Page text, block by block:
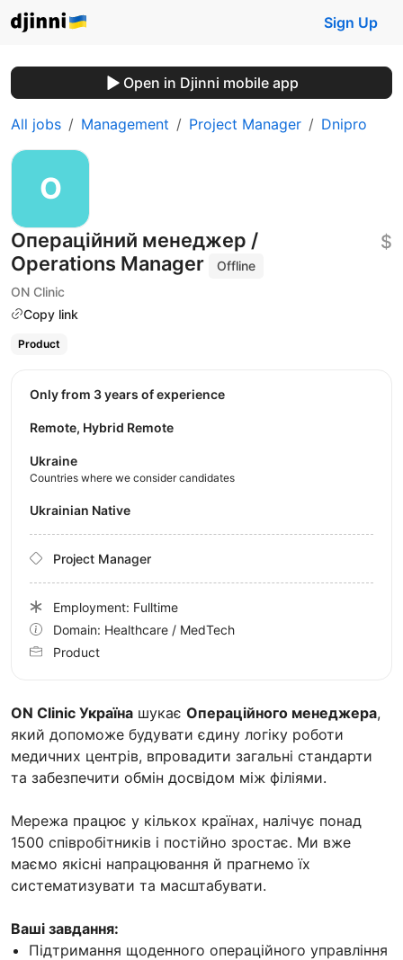
Sign Up
Open in Djinni mobile app
All jobs Management Project Manager Dnipro
Операційний менеджер /
Operations Manager
Offline
ON Clinic
Copy link
$
Product
ON Clinic Україна шукає Операційного менеджера,
який допоможе будувати єдину логіку роботи
медичних центрів, впровадити загальні стандарти
та забезпечити обмін досвідом між філіями.
Мережа працює у кількох країнах, налічує понад
1500 співробітників і постійно зростає. Ми вже
маємо якісні напрацювання й прагнемо їх
систематизувати та масштабувати.
Ваші завдання:
Підтримання щоденного операційного управління
Only from 3 years of experience
Remote, Hybrid Remote
Ukraine
Countries where we consider candidates
Ukrainian Native
Project Manager
Employment: Fulltime
Domain: Healthcare / MedTech
Product